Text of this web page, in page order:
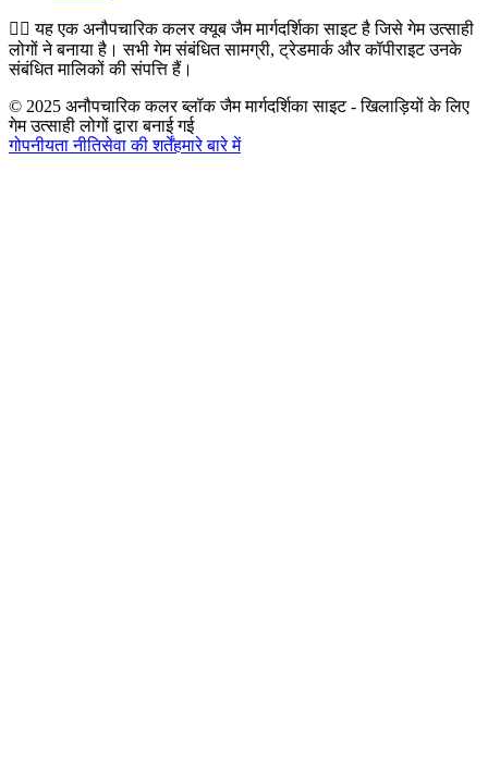
👉🏻यह एक अनौपचारिक कलर क्यूब जैम मार्गदर्शिका साइट है जिसे गेम उत्साही
लोगों ने बनाया है। सभी गेम संबंधित सामग्री, ट्रेडमार्क और कॉपीराइट उनके
संबंधित मालिकों की संपत्ति हैं।
© 2025 अनौपचारिक कलर ब्लॉक जैम मार्गदर्शिका साइट - खिलाड़ियों के लिए
गेम उत्साही लोगों द्वारा बनाई गई
गोपनीयता नीतिसेवा की शर्तेंहमारे बारे में